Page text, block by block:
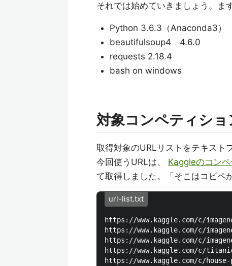
それでは始めていきましょう。ま
Python 3.6.3（Anaconda3）
beautifulsoup4 4.6.0
requests 2.18.4
bash on windows
対象コンペティシ
取得対象のURLリストをテキスト
今回使うURLは、 Kaggleのコン
て取得しました。「そこはコピペ
url-list.txt
https://www.kaggle.com/c/
https://www.kaggle.com/c/
https://www.kaggle.com/c/
https://www.kaggle.com/c/
https://www.kaggle.com/c/